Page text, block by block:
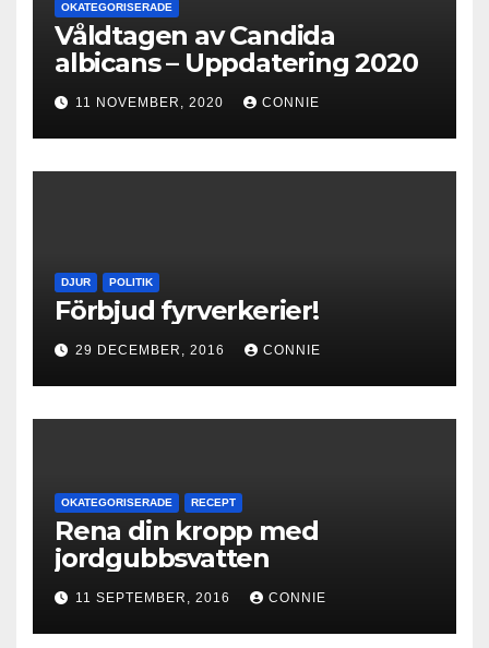
OKATEGORISERADE
Våldtagen av Candida
albicans – Uppdatering 2020
11 NOVEMBER, 2020 CONNIE
DJUR POLITIK
Förbjud fyrverkerier!
29 DECEMBER, 2016 CONNIE
OKATEGORISERADE RECEPT
Rena din kropp med
jordgubbsvatten
11 SEPTEMBER, 2016 CONNIE